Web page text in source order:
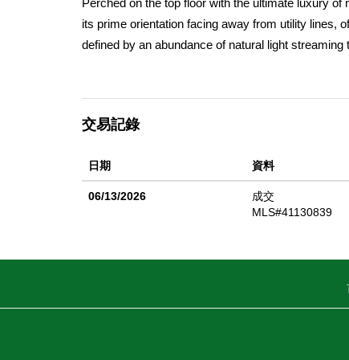
Perched on the top floor with the ultimate luxury
its prime orientation facing away from utility lines,
defined by an abundance of natural light
交易記錄
日期 資料
06/13/2026
成交
MLS#41130839